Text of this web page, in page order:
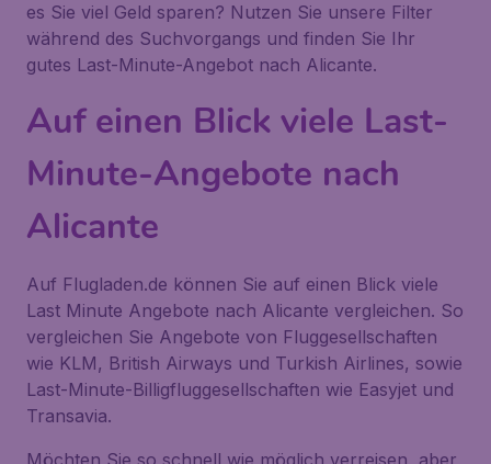
es Sie viel Geld sparen? Nutzen Sie unsere Filter
während des Suchvorgangs und finden Sie Ihr
gutes Last-Minute-Angebot nach Alicante.
Auf einen Blick viele Last-
Minute-Angebote nach
Alicante
Auf Flugladen.de können Sie auf einen Blick viele
Last Minute Angebote nach Alicante vergleichen. So
vergleichen Sie Angebote von Fluggesellschaften
wie KLM, British Airways und Turkish Airlines, sowie
Last-Minute-Billigfluggesellschaften wie Easyjet und
Transavia.
Möchten Sie so schnell wie möglich verreisen, aber